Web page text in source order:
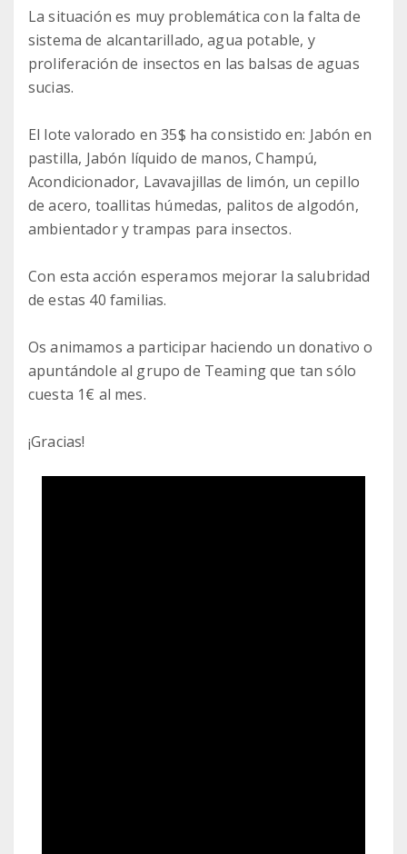
La situación es muy problemática con la falta de
sistema de alcantarillado, agua potable, y
proliferación de insectos en las balsas de aguas
sucias.
El lote valorado en 35$ ha consistido en: Jabón en
pastilla, Jabón líquido de manos, Champú,
Acondicionador, Lavavajillas de limón, un cepillo
de acero, toallitas húmedas, palitos de algodón,
ambientador y trampas para insectos.
Con esta acción esperamos mejorar la salubridad
de estas 40 familias.
Os animamos a participar haciendo un donativo o
apuntándole al grupo de Teaming que tan sólo
cuesta 1€ al mes.
¡Gracias!